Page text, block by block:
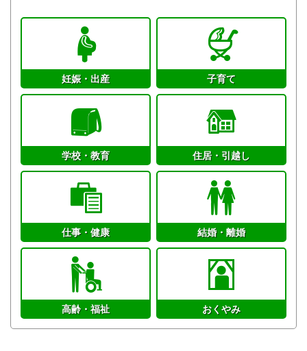
妊娠・出産 子育て
学校・教育 住居・引越し
仕事・健康 結婚・離婚
高齢・福祉 おくやみ